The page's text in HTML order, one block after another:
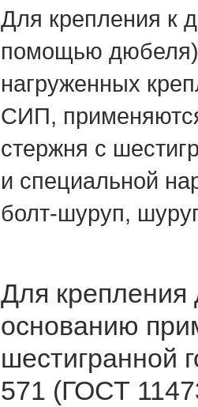
Для крепления к
помощью дюбеля)
нагруженных
СИП,
стержня с
и специальной
болт-шуруп,
Для крепления
основанию
шестигранной
571 (ГОСТ